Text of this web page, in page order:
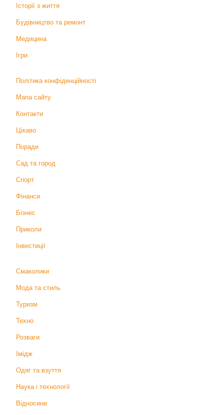
Історії з життя
Будівництво та ремонт
Медицина
Ігри
Політика конфіденційності
Мапа сайту
Контакти
Цікаво
Поради
Сад та город
Спорт
Фінанси
Бізнес
Приколи
Інвестиції
Смаколики
Мода та стиль
Туризм
Техно
Розваги
Імідж
Одяг та взуття
Наука і технології
Відносини